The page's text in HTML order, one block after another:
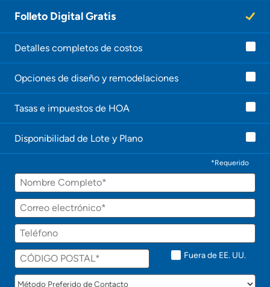
Folleto Digital Gratis
Detalles completos de costos
Opciones de diseño y remodelaciones
Tasas e impuestos de HOA
Disponibilidad de Lote y Plano
*Requerido
Fuera de EE. UU.